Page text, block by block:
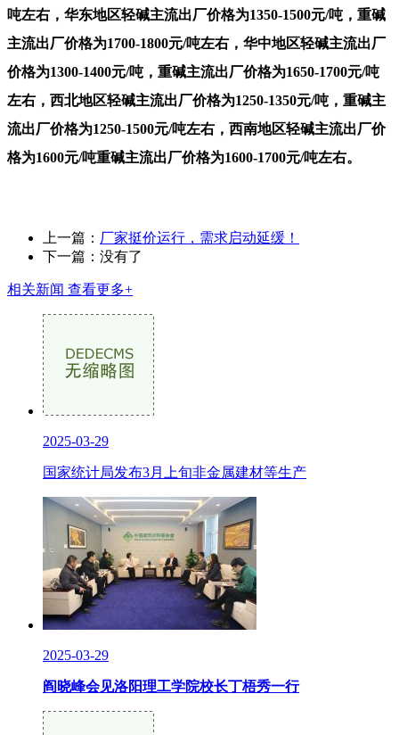
吨左右，华东地区轻碱主流出厂价格为1350-1500元/吨，重碱
主流出厂价格为1700-1800元/吨左右，华中地区轻碱主流出厂
价格为1300-1400元/吨，重碱主流出厂价格为1650-1700元/吨
左右，西北地区轻碱主流出厂价格为1250-1350元/吨，重碱主
流出厂价格为1250-1500元/吨左右，西南地区轻碱主流出厂价
格为1600元/吨重碱主流出厂价格为1600-1700元/吨左右。
上一篇： 厂家挺价运行，需求启动延缓！
下一篇：没有了
相关新闻 查看更多+
2025-03-29
国家统计局发布3月上旬非金属建材等生产
2025-03-29
阎晓峰会见洛阳理工学院校长丁梧秀一行